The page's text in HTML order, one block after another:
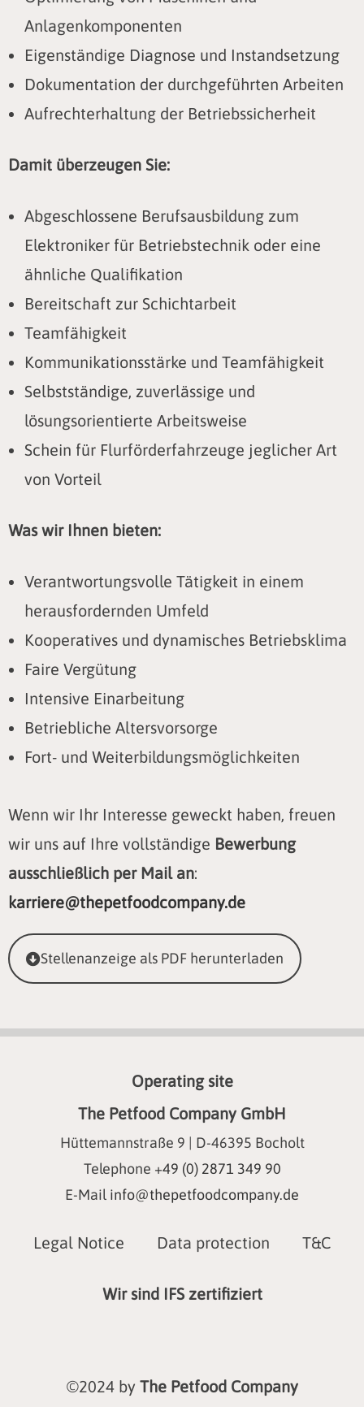
Anlagenkomponenten
Eigenständige Diagnose und Instandsetzung
Dokumentation der durchgeführten Arbeiten
Aufrechterhaltung der Betriebssicherheit
Damit überzeugen Sie:
Abgeschlossene Berufsausbildung zum
Elektroniker für Betriebstechnik oder eine
ähnliche Qualifikation
Bereitschaft zur Schichtarbeit
Teamfähigkeit
Kommunikationsstärke und Teamfähigkeit
Selbstständige, zuverlässige und
lösungsorientierte Arbeitsweise
Schein für Flurförderfahrzeuge jeglicher Art
von Vorteil
Was wir Ihnen bieten:
Verantwortungsvolle Tätigkeit in einem
herausfordernden Umfeld
Kooperatives und dynamisches Betriebsklima
Faire Vergütung
Intensive Einarbeitung
Betriebliche Altersvorsorge
Fort- und Weiterbildungsmöglichkeiten
Wenn wir Ihr Interesse geweckt haben, freuen
wir uns auf Ihre vollständige Bewerbung
ausschließlich per Mail an:
karriere@thepetfoodcompany.de
Stellenanzeige als PDF herunterladen
Operating site
The Petfood Company GmbH
Hüttemannstraße 9 | D-46395 Bocholt
Telephone +49 (0) 2871 349 90
E-Mail info@thepetfoodcompany.de
Legal Notice Data protection T&C
Wir sind IFS zertifiziert
©2024 by The Petfood Company